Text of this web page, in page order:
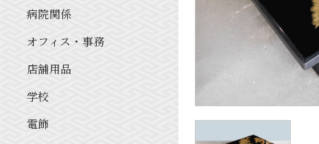
病院関係
オフィス・事務
店舗用品
学校
電飾